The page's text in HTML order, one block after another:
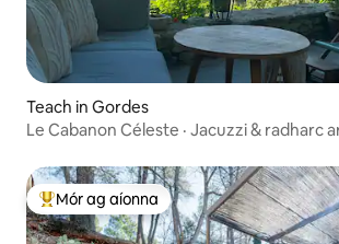
Teach in Gordes
Le Cabanon Céleste · Jacuzzi & radharc
An-mhór ag aíonna
Mór ag aíonna